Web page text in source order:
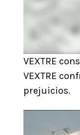
VEXTRE
VEXTRE
prejuicios.